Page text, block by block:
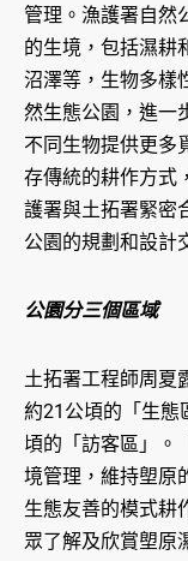
管理。漁護署自然
的生境，包括濕耕
沼澤等，生物多樣
然生態公園，進一
不同生物提供更多
存傳統的耕作方式
護署與土拓署緊密
公園的規劃和設計
公園分三個區域
土拓署工程師周夏
約21公頃的「生態
頃的「訪客區」。
境管理，維持塱原
生態友善的模式耕
眾了解及欣賞塱原